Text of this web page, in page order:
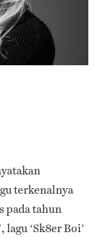
terkenalnya
pada tahun
‘Sk8er Boi’